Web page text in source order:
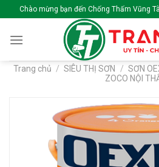
to
content
Chào mừng bạn đến Chống Thấm Vũng
Trang chủ / SIÊU THỊ SƠN / SƠN
ZOCO NỘI